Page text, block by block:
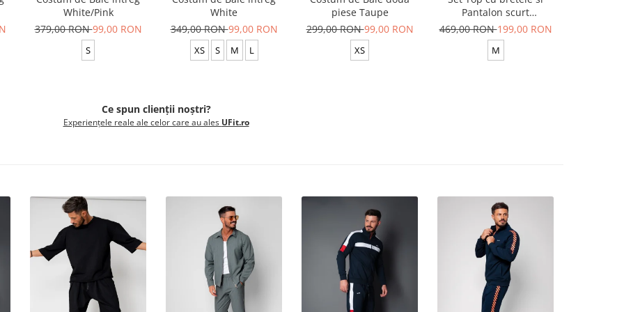
White/Pink
379,00 RON99,00 RON
S
White
349,00 RON99,00 RON
XS S M L
piese Taupe
299,00 RON99,00 RON
XS
Pantalon scurt
Yellow/White
469,00 RON199,00 RON
M
Ce spun clienții noștri?
Experiențele reale ale celor care au ales UFit.ro